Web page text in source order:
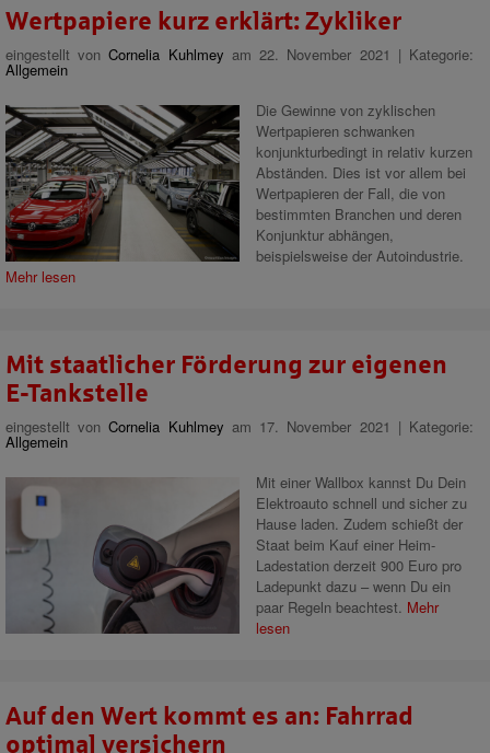
Wertpapiere kurz erklärt: Zykliker
eingestellt vonCornelia Kuhlmey am 22. November 2021 | Kategorie:
Allgemein
Die Gewinne von zyklischen
Wertpapieren schwanken
konjunkturbedingt in relativ kurzen
Abständen. Dies ist vor allem bei
Wertpapieren der Fall, die von
bestimmten Branchen und deren
Konjunktur abhängen,
beispielsweise der Autoindustrie.
Mehr lesen
Mit staatlicher Förderung zur eigenen
E-Tankstelle
eingestellt vonCornelia Kuhlmey am 17. November 2021 | Kategorie:
Allgemein
Mit einer Wallbox kannst Du Dein
Elektroauto schnell und sicher zu
Hause laden. Zudem schießt der
Staat beim Kauf einer Heim-
Ladestation derzeit 900 Euro pro
Ladepunkt dazu – wenn Du ein
paar Regeln beachtest. Mehr
lesen
Auf den Wert kommt es an: Fahrrad
optimal versichern